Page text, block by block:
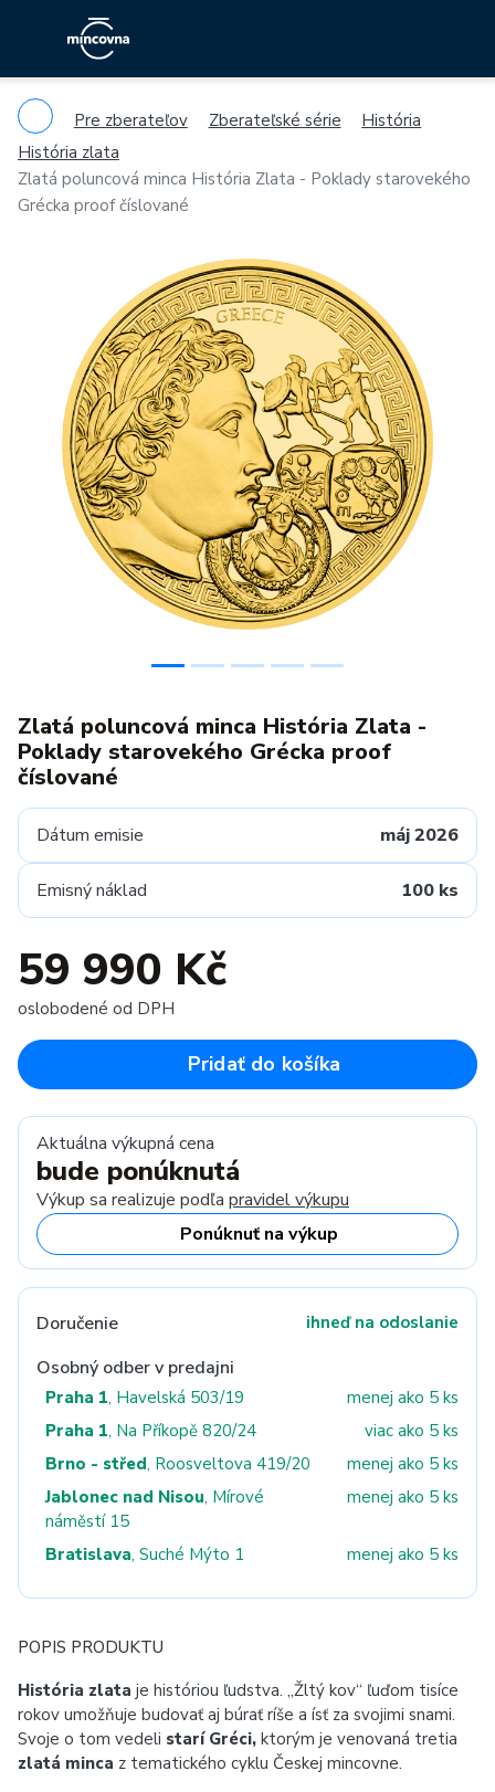
Pre zberateľov Zberateľské série
História
História zlata
Zlatá poluncová minca História Zlata - Poklady starovekého
Grécka proof číslované
Previous
Zlatá poluncová minca História Zlata -
Poklady starovekého Grécka proof
číslované
Dátum emisie máj 2026
Emisný náklad 100 ks
59 990 Kč
oslobodené od DPH
Pridať do košíka
Aktuálna výkupná cena
bude ponúknutá
Výkup sa realizuje podľa pravidel výkupu
Ponúknuť na výkup
Doručenie ihneď na odoslanie
Osobný odber v predajni
Praha 1, Havelská 503/19
menej ako 5 ks
Praha 1, Na Příkopě 820/24
viac ako 5 ks
Brno - střed, Roosveltova 419/20
menej ako 5 ks
Jablonec nad Nisou, Mírové
náměstí 15
menej ako 5 ks
Bratislava, Suché Mýto 1 menej ako 5 ks
POPIS PRODUKTU
História zlata je históriou ľudstva. „Žltý kov“ ľuďom tisíce
rokov umožňuje budovať aj búrať ríše a ísť za svojimi snami.
Svoje o tom vedeli starí Gréci, ktorým je venovaná tretia
zlatá minca z tematického cyklu Českej mincovne.